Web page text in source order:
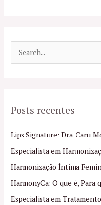
u
s
a
r
p
o
Posts recentes
Lips Signature: Dra. Caru
Especialista em
Harmonização Íntima
HarmonyCa: O que é, Para
Especialista em